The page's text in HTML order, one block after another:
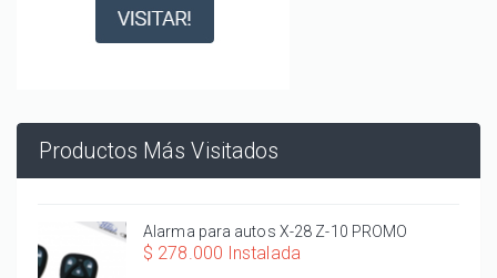
Productos Más Visitados
Alarma para autos X-28 Z-10 PROMO
$ 278.000 Instalada